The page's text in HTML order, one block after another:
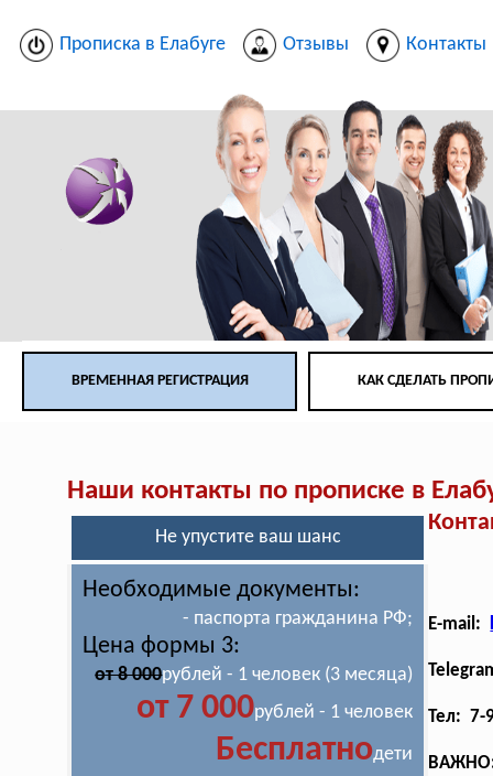
Прописка в Елабуге Отзывы Контакты
ВРЕМЕННАЯ РЕГИСТРАЦИЯ КАК СДЕЛАТЬ
Наши контакты по прописке в
Не упустите ваш шанс
Необходимые документы:
- паспорта гражданина РФ;
Цена формы 3:
от 8 000рублей - 1 человек (3 месяца)
от 7 000рублей - 1 человек
Бесплатнодети
E-mail:
Тел: 7-